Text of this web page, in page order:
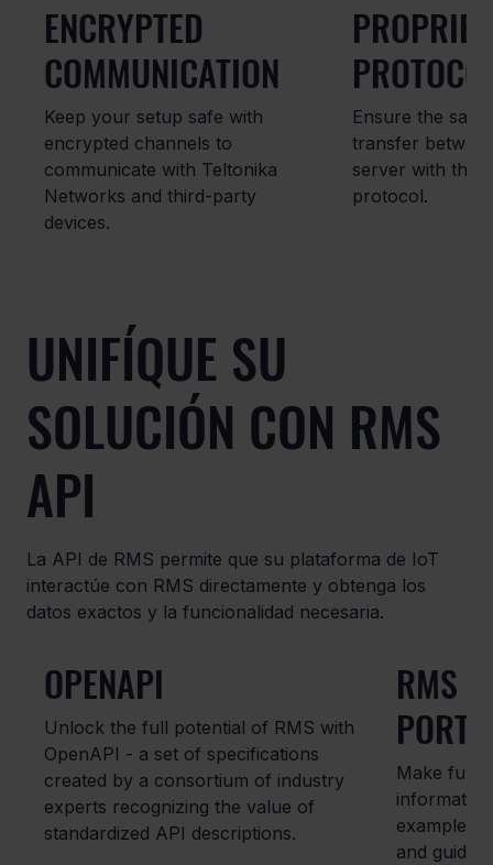
ENCRYPTED
COMMUNICATION
Keep your setup safe with
encrypted channels to
communicate with Teltonika
Networks and third-party
devices.
Ensure the
transfer
server with the
protocol.
UNIFÍQUE SU
SOLUCIÓN CON RMS
API
La API de RMS permite que su plataforma de IoT
interactúe con RMS directamente y obtenga los
datos exactos y la funcionalidad necesaria.
OPENAPI
Unlock the full potential of RMS with
OpenAPI - a set of specifications
created by a consortium of industry
experts recognizing the value of
standardized API descriptions.
RMS
Make full
examples,
and